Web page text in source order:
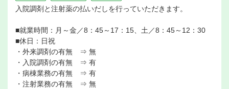
入院調剤と注射薬の払いだしを行っていただきます。
■就業時間：月～金／8：45～17：15、土／8：45～12：30
■休日：日祝
・外来調剤の有無 ⇒ 無
・入院調剤の有無 ⇒ 有
・病棟業務の有無 ⇒ 有
・注射業務の有無 ⇒ 無